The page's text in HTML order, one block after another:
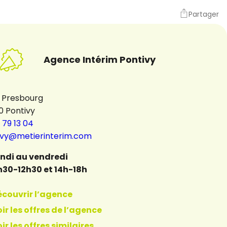
Partager
Agence Intérim Pontivy
Presbourg
Pontivy
13 04
au vendredi
12h30 et 14h-18h
l’agence
les offres de l’agence